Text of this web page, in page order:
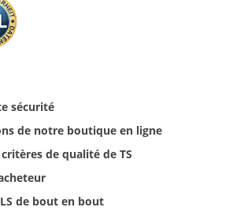
sécurité
de notre boutique en ligne
de qualité de TS
de bout en bout